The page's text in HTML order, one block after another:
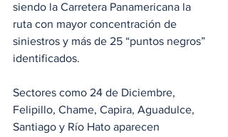
siendo la Carretera Panamericana la
ruta con mayor concentración de
siniestros y más de 25 “puntos negros”
identificados.
Sectores como 24 de Diciembre,
Felipillo, Chame, Capira, Aguadulce,
Santiago y Río Hato aparecen